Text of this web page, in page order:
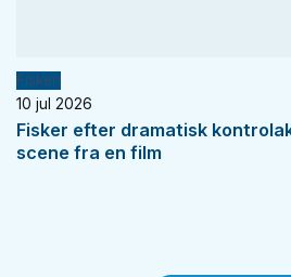
Fiskeri
10 jul 2026
Fisker efter dramatisk
scene fra en film